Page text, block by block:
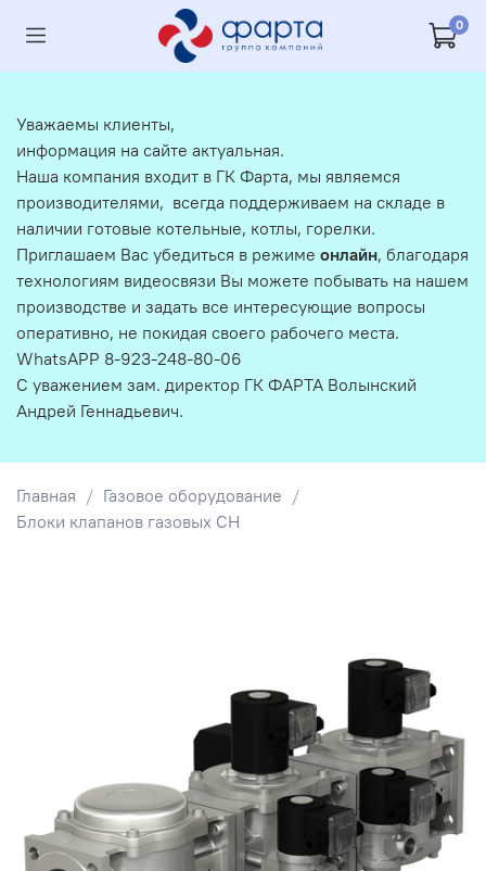
0
Главная
Газовое оборудование
Блоки клапанов газовых СН
Уважаемы клиенты,
информация на сайте актуальная.
Наша компания входит в ГК Фарта, мы являемся
производителями, всегда поддерживаем на складе в
наличии готовые котельные, котлы, горелки.
Приглашаем Вас убедиться в режиме онлайн, благодаря
технологиям видеосвязи Вы можете побывать на нашем
производстве и задать все интересующие вопросы
оперативно, не покидая своего рабочего места.
WhatsAPP 8-923-248-80-06
С уважением зам. директор ГК ФАРТА Волынский
Андрей Геннадьевич.